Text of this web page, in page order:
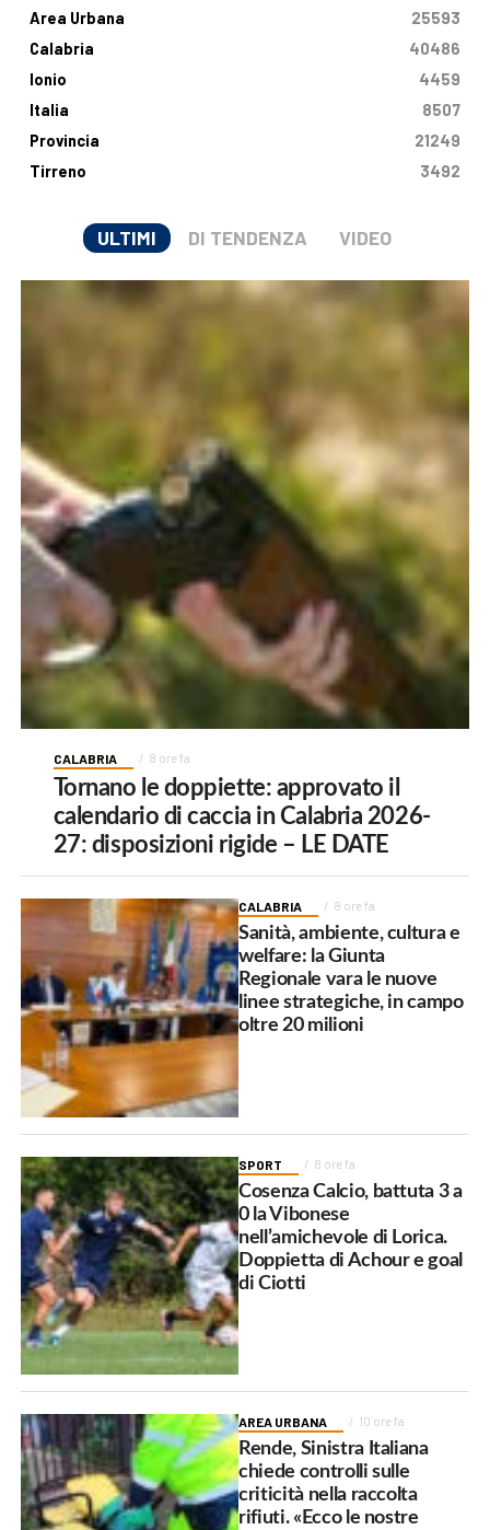
Area Urbana
25593
Calabria
40486
Ionio
4459
Italia
8507
Provincia
21249
Tirreno
3492
ULTIMI DI TENDENZA VIDEO
CALABRIA 8 ore fa
Tornano le doppiette: approvato il
calendario di caccia in Calabria 2026-
27: disposizioni rigide – LE DATE
CALABRIA 8 ore fa
Sanità, ambiente, cultura e
welfare: la Giunta
Regionale vara le nuove
linee strategiche, in campo
oltre 20 milioni
SPORT 8 ore fa
Cosenza Calcio, battuta 3 a
0 la Vibonese
nell’amichevole di Lorica.
Doppietta di Achour e goal
di Ciotti
AREA URBANA 10 ore fa
Rende, Sinistra Italiana
chiede controlli sulle
criticità nella raccolta
rifiuti. «Ecco le nostre